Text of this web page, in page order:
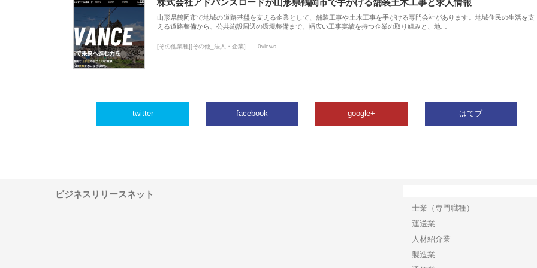
株式会社アドバンスロードが山形県鶴岡市で手がける舗装土木工事と求人情報
山形県鶴岡市で地域の道路基盤を支える企業として、舗装工事や土木工事を手がける専門会社があります。地域住民の生活を支
える道路整備から、公共施設周辺の環境整備まで、幅広い工事実績を持つ企業の取り組みと、地…
[その他業種][その他_法人・企業] 0views
twitter facebook google+ はてブ
ビジネスリリースネット
士業（専門職種）
運送業
人材紹介業
製造業